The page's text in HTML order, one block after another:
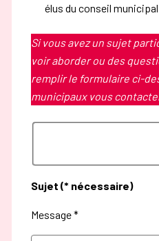
élus du conseil municipal
Si vous avez un sujet
voir aborder ou des
remplir le formulaire ci-
municipaux vous
Sujet (* nécessaire)
Message *